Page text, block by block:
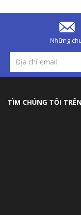
Những
TÌM CHÚNG TÔI